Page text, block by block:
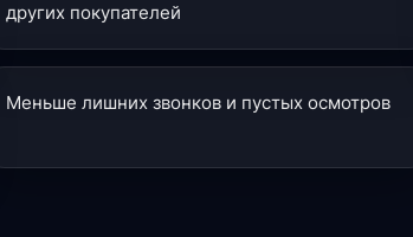
других покупателей
Меньше лишних звонков и пустых осмотров